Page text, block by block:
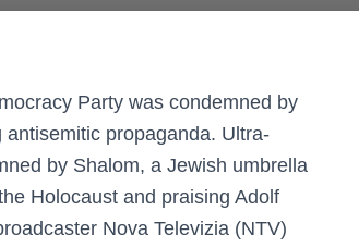
Party was condemned by
propaganda. Ultra-
by Shalom, a Jewish umbrella
Holocaust and praising Adolf
Nova Televizia (NTV)